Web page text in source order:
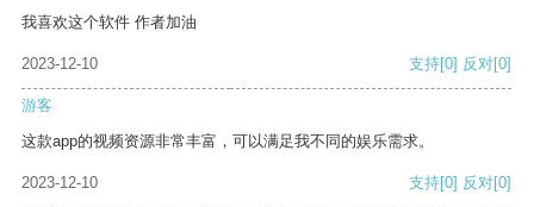
我喜欢这个软件 作者加油
2023-12-10 支持[0] 反对[0]
游客
这款app的视频资源非常丰富，可以满足我不同的娱乐需求。
2023-12-10 支持[0] 反对[0]